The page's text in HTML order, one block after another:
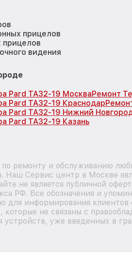
прицелов
прицелов
видения
Pard TA32-19 МоскваРемонт
Pard TA32-19 Краснодар
Pard TA32-19 Нижний
Pard TA32-19 Казань
ремонту и обслуживанию
Наш Сервис центр в Москве
не является публичной
РФ. Все обозначения и
для информирования
которые не связаны с
устройств, уже введенных в